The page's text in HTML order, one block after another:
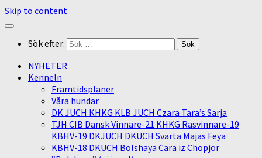
Skip to content
Sök efter:
NYHETER
Kenneln
Framtidsplaner
Våra hundar
DK JUCH KHKG KLB JUCH Czara Tara’s Sarja
TJH CIB Dansk Vinnare-21 KHKG Rasvinnare-19
KBHV-19 DKJUCH DKUCH Svarta Majas Feya
KBHV-18 DKUCH Bolshaya Cara iz Chopjor